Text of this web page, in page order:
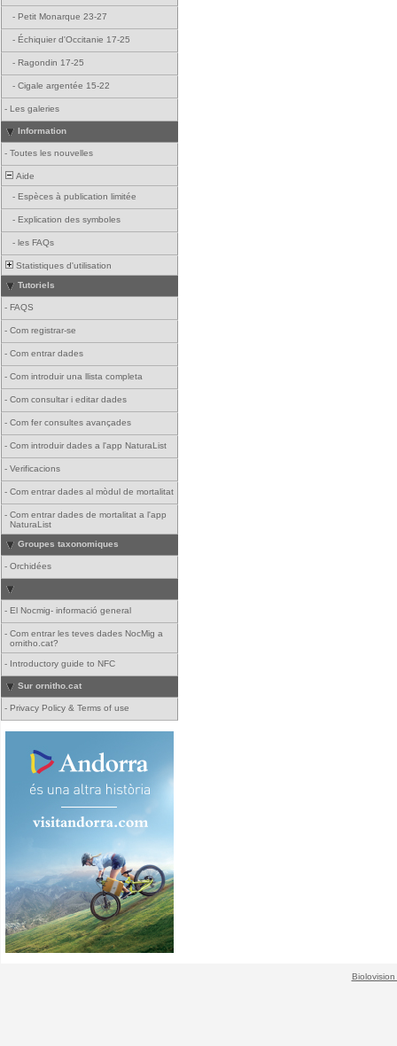
- Petit Monarque 23-27
- Échiquier d'Occitanie 17-25
- Ragondin 17-25
- Cigale argentée 15-22
- Les galeries
Information
- Toutes les nouvelles
Aide
- Espèces à publication limitée
- Explication des symboles
- les FAQs
Statistiques d'utilisation
Tutoriels
- FAQS
- Com registrar-se
- Com entrar dades
- Com introduir una llista completa
- Com consultar i editar dades
- Com fer consultes avançades
- Com introduir dades a l'app NaturaList
- Verificacions
- Com entrar dades al mòdul de mortalitat
- Com entrar dades de mortalitat a l'app
NaturaList
Groupes taxonomiques
- Orchidées
- El Nocmig- informació general
- Com entrar les teves dades NocMig a
ornitho.cat?
- Introductory guide to NFC
Sur ornitho.cat
- Privacy Policy & Terms of use
Biolovision